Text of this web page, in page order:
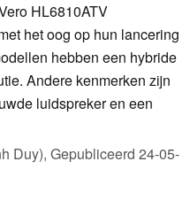
HL6810ATV
het oog op hun lancering
hebben een hybride
Andere kenmerken zijn
luidspreker en een
Duy), Gepubliceerd 24-05-